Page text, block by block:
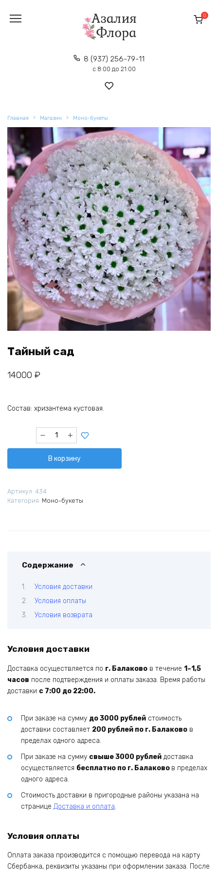
содержанию
8 (937) 256-79-11
с 8:00 до 21:00
0
Главная Магазин Моно-букеты
Тайный сад
14000 ₽
Состав: хризантема кустовая.
Количество
товара
В корзину
Артикул: 434
Категория: Моно-букеты
Содержание
Условия доставки
Условия оплаты
Условия возврата
Условия доставки
Доставка осуществляется по г. Балаково в течение 1–1,5
часов после подтверждения и оплаты заказа. Время работы
доставки с 7:00 до 22:00.
При заказе на сумму до 3000 рублей стоимость
доставки составляет 200 рублей по г. Балаково в
пределах одного адреса.
При заказе на сумму свыше 3000 рублей доставка
осуществляется бесплатно по г. Балаково в пределах
одного адреса.
Стоимость доставки в пригородные районы указана на
странице Доставка и оплата.
Условия оплаты
Оплата заказа производится с помощью перевода на карту
Сбербанка, реквизиты указаны при оформлении заказа. После